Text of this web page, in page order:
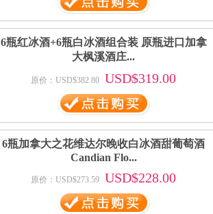
6瓶红冰酒+6瓶白冰酒组合装 原瓶进口加拿
大枫溪酒庄...
原价：USD$382.80 USD$319.00
6瓶加拿大之花维达尔晚收白冰酒甜葡萄酒
Candian Flo...
原价：USD$273.59 USD$228.00